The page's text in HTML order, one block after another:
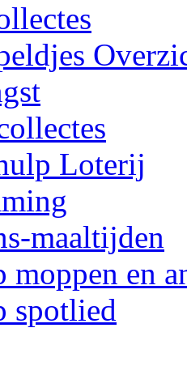
Loterij
maaltijden
en
spotlied